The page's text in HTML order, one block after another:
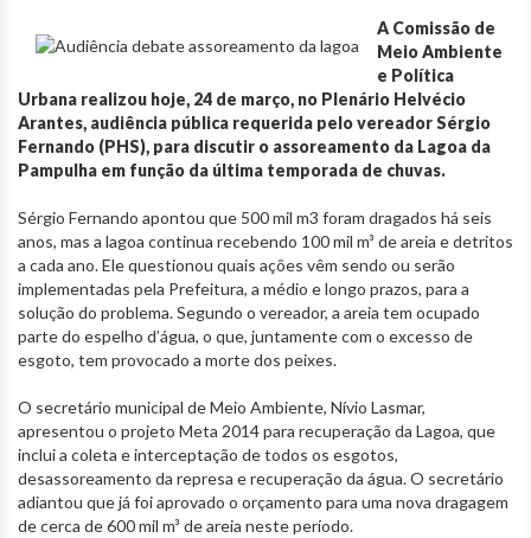
A Comissão de
Meio Ambiente
e Política
Urbana realizou hoje, 24 de março, no Plenário Helvécio
Arantes, audiência pública requerida pelo vereador Sérgio
Fernando (PHS), para discutir o assoreamento da Lagoa da
Pampulha em função da última temporada de chuvas.
Sérgio Fernando apontou que 500 mil m3 foram dragados há seis
anos, mas a lagoa continua recebendo 100 mil m³ de areia e detritos
a cada ano. Ele questionou quais ações vêm sendo ou serão
implementadas pela Prefeitura, a médio e longo prazos, para a
solução do problema. Segundo o vereador, a areia tem ocupado
parte do espelho d’água, o que, juntamente com o excesso de
esgoto, tem provocado a morte dos peixes.
O secretário municipal de Meio Ambiente, Nívio Lasmar,
apresentou o projeto Meta 2014 para recuperação da Lagoa, que
inclui a coleta e interceptação de todos os esgotos,
desassoreamento da represa e recuperação da água. O secretário
adiantou que já foi aprovado o orçamento para uma nova dragagem
de cerca de 600 mil m³ de areia neste período.